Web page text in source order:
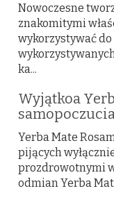
Nowoczesne
znakomitymi
wykorzystywać
ka...
Wyjątkoa
Yerba Mate
pijących
prozdrowotnymi
odmian Yerba